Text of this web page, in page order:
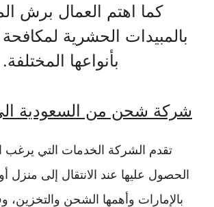
كما اهتم العمال برش
بالمبيدات الحشرية
بأنواعها المختلفة.
شركة شحن من السعودية الى
تقدم الشركة الخدمات التي يرغب
الحصول عليها عند الانتقال إلى منزل
بالإمارات وأهمها الشحن والتخزين،